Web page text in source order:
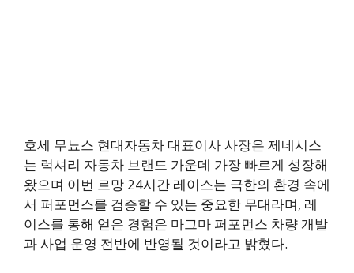
호세 무뇨스 현대자동차 대표이사 사장은 제네시스
는 럭셔리 자동차 브랜드 가운데 가장 빠르게 성장해
왔으며 이번 르망 24시간 레이스는 극한의 환경 속에
서 퍼포먼스를 검증할 수 있는 중요한 무대라며, 레
이스를 통해 얻은 경험은 마그마 퍼포먼스 차량 개발
과 사업 운영 전반에 반영될 것이라고 밝혔다.